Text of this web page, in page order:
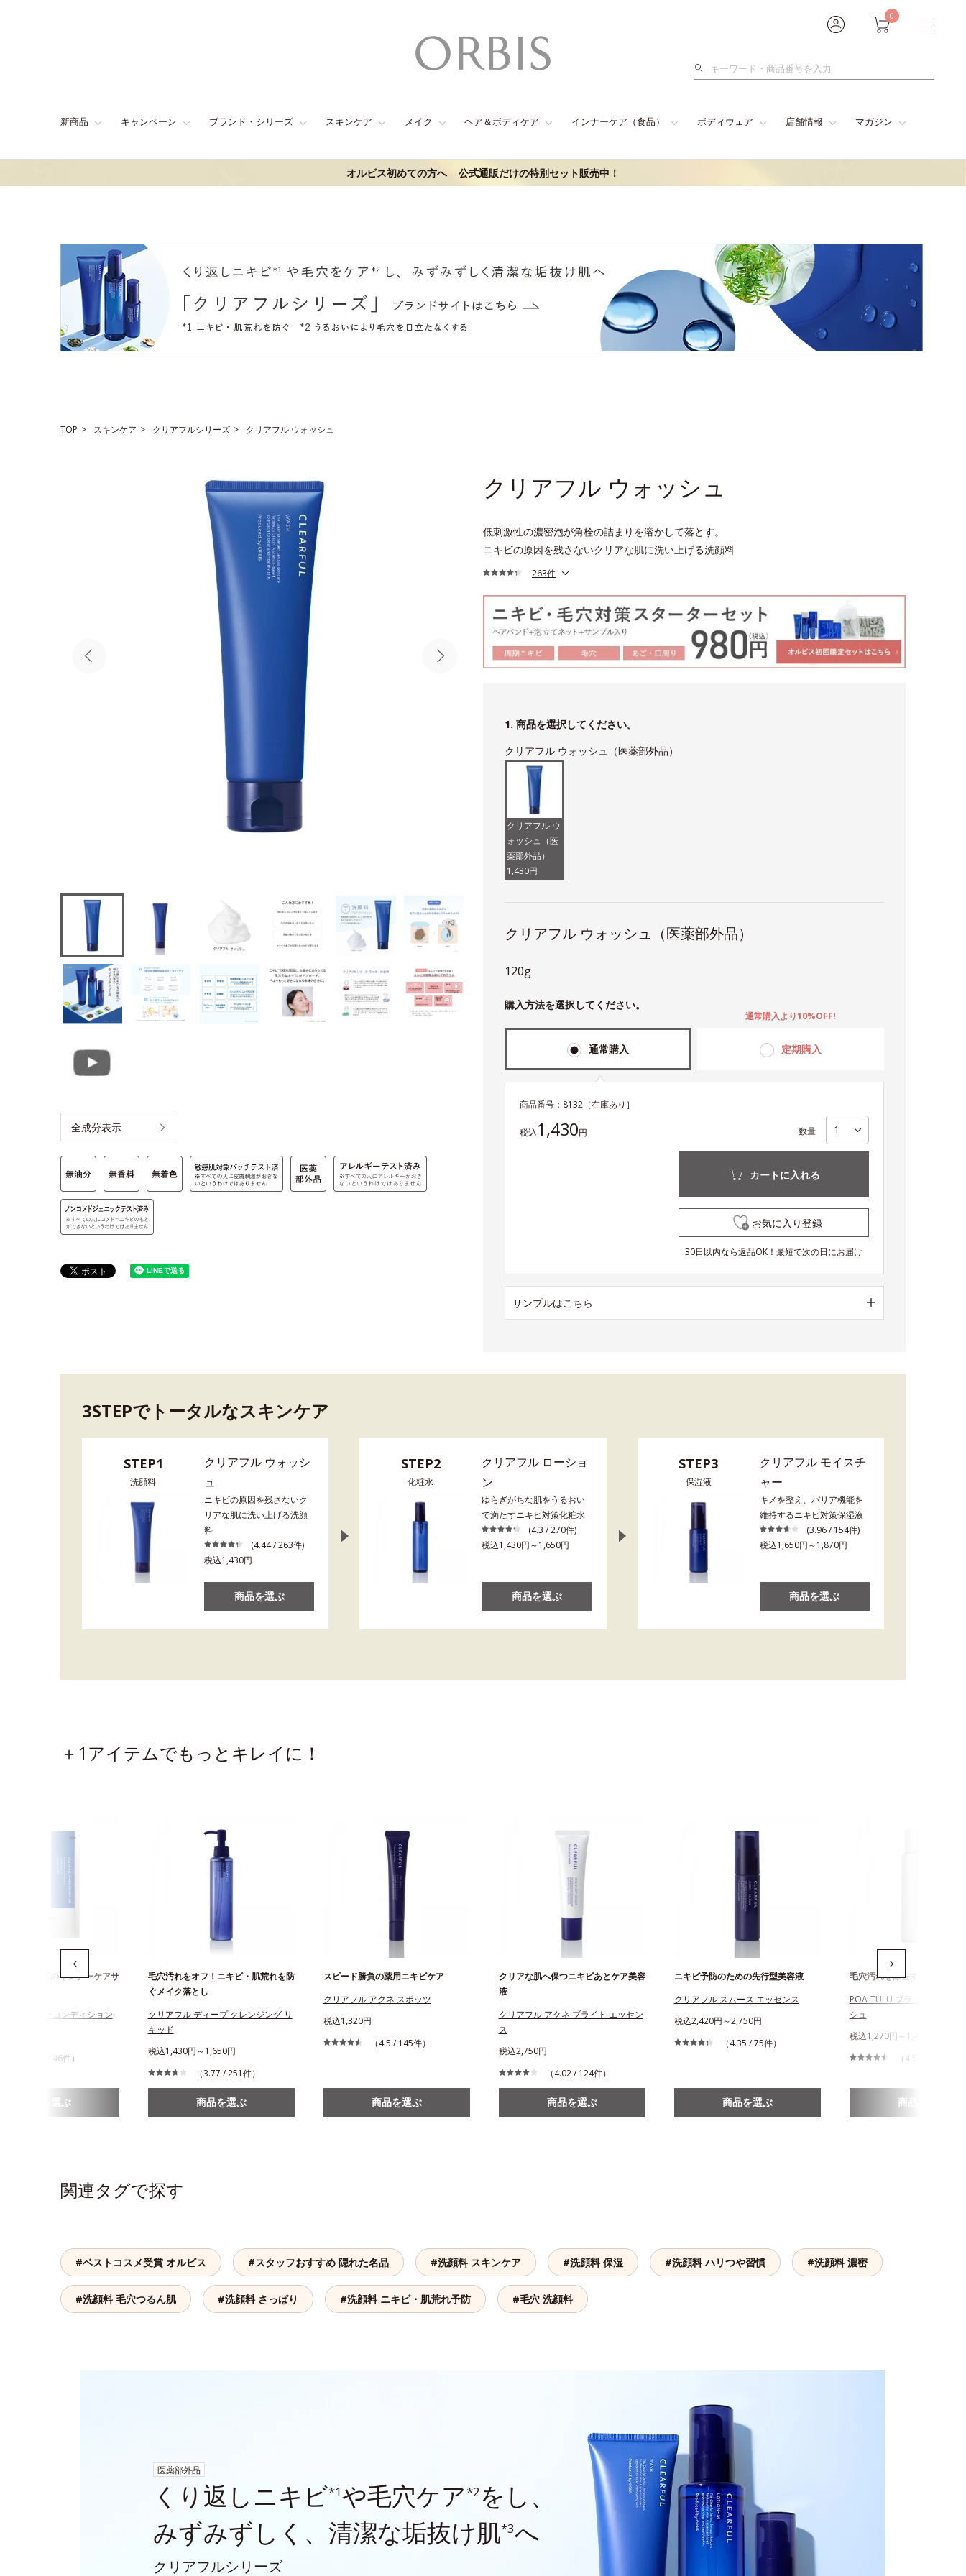
0
検
新商品 キャンペーン ブランド・シリーズ スキンケア メイク ヘア＆ボディケア インナーケア（食品） ボディウェア 店舗情報 マガジン
オルビス初めての方へ 公式通販だけの特別セット販売中！
TOP スキンケア クリアフルシリーズ クリアフル ウォッシュ
クリアフル ウォッシュ
低刺激性の濃密泡が角栓の詰まりを溶かして落とす。
ニキビの原因を残さないクリアな肌に洗い上げる洗顔料
263件
全成分表示
1. 商品を選択してください。
クリアフル ウォッシュ（医薬部外品）
クリアフル ウ
ォッシュ（医
薬部外品）
1,430円
クリアフル ウォッシュ（医薬部外品）
120g
購入方法を選択してください。
通常購入 定期購入
通常購入より10%OFF!
商品番号： 8132 ［在庫あり］
税込1,430円 数量
カートに入れる
お気に入り登録
30日以内なら返品OK！最短で次の日にお届け
サンプルはこちら
3STEPでトータルなスキンケア
STEP1
洗顔料
クリアフル ウォッシ
ュ
ニキビの原因を残さないク
リアな肌に洗い上げる洗顔
料
(4.44 / 263件)
税込1,430円
商品を選ぶ
STEP2
化粧水
クリアフル ローショ
ン
ゆらぎがちな肌をうるおい
で満たすニキビ対策化粧水
(4.3 / 270件)
税込1,430円～1,650円
商品を選ぶ
STEP3
保湿液
クリアフル モイスチ
ャー
キメを整え、バリア機能を
維持するニキビ対策保湿液
(3.96 / 154件)
税込1,650円～1,870円
商品を選ぶ
＋1アイテムでもっとキレイに！
ルシリーズのインナーケアサ
ル インナーコンディション
（4.24 / 46件）
商品を選ぶ
毛穴汚れをオフ！ニキビ・肌荒れを防
ぐメイク落とし
クリアフル ディープ クレンジング リ
キッド
税込1,430円～1,650円
（3.77 / 251件）
商品を選ぶ
スピード勝負の薬用ニキビケア
クリアフル アクネ スポッツ
税込1,320円
（4.5 / 145件）
商品を選ぶ
クリアな肌へ保つニキビあとケア美容
液
クリアフル アクネ ブライト エッセン
ス
税込2,750円
（4.02 / 124件）
商品を選ぶ
ニキビ予防のための先行型美容液
クリアフル スムース エッセンス
税込2,420円～2,750円
（4.35 / 75件）
商品を選ぶ
毛穴汚れを除去する酵素洗顔
POA-TULU ブラックパウダ
シュ
税込1,270円～1,490円
（4.53 / 235件）
商品を選ぶ
関連タグで探す
#ベストコスメ受賞 オルビス #スタッフおすすめ 隠れた名品 #洗顔料 スキンケア #洗顔料 保湿 #洗顔料 ハリつや習慣 #洗顔料 濃密
#洗顔料 毛穴つるん肌 #洗顔料 さっぱり #洗顔料 ニキビ・肌荒れ予防 #毛穴 洗顔料
医薬部外品
くり返しニキビ*1や毛穴ケア*2 をし、
みずみずしく、清潔な垢抜け肌*3へ
クリアフルシリーズ